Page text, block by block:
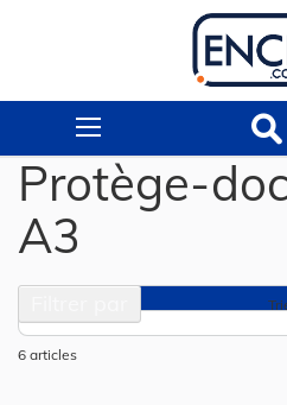
Protège-
A3
6 articles